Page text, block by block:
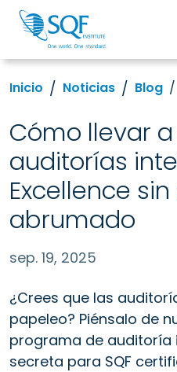
Inicio Noticias Blog
Cómo llevar
auditorías
Excellence
abrumado
sep. 19, 2025
¿Crees que las
papeleo? Piénsalo de
programa de auditoría
secreta para SQF